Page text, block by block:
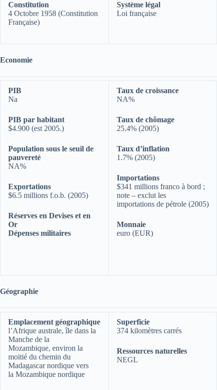
Constitution
4 Octobre 1958 (Constitution
Française)
Système légal
Loi française
Economie
PIB
Na
PIB par habitant
$4.900 (est 2005.)
Population sous le seuil de
pauvereté
NA%
Exportations
$6.5 millions f.o.b. (2005)
Réserves en Devises et en
Or
Dépenses militaires
Taux de croissance
NA%
Taux de chômage
25.4% (2005)
Taux d’inflation
1.7% (2005)
Importations
$341 millions franco à bord ;
note – exclut les
importations de pétrole (2005)
Monnaie
euro (EUR)
Géographie
Emplacement géographique
l’Afrique australe, île dans la
Manche de la
Mozambique, environ la
moitié du chemin du
Madagascar nordique vers
la Mozambique nordique
Superficie
374 kilomètres carrés
Ressources naturelles
NEGL